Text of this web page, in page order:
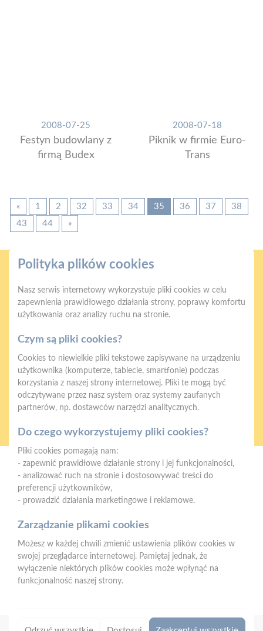
2008-07-25
Festyn budowlany z
firmą Budex
2008-07-18
Piknik w firmie Euro-
Trans
« 1 2 32 33 34 35 36 37
38
43
44 »
naszych produktów
Oferujemy zakupy
Zakupy
PSB Mrówka Elbląg
ul. Grunwaldzka 2, 82-300 Elbląg
E-mail:faktury.elblag@psbmrowka.com.pl
NIP:9372720706
REGON: 382960652
Polityka plików cookies
Nasz serwis internetowy wykorzystuje pliki cookies w celu
zapewnienia prawidłowego działania strony, poprawy komfortu
użytkowania oraz analizy ruchu na stronie.
Czym są pliki cookies?
Cookies to niewielkie pliki tekstowe zapisywane na urządzeniu
użytkownika (komputerze, tablecie, smartfonie) podczas
korzystania z naszej strony internetowej. Pliki te mogą być
odczytywane przez nasz system oraz systemy zaufanych
partnerów, np. dostawców narzędzi analitycznych.
Do czego wykorzystujemy pliki cookies?
Pliki cookies pomagają nam:
- zapewnić prawidłowe działanie strony i jej funkcjonalności,
- analizować ruch na stronie i dostosowywać treści do
preferencji użytkowników,
- prowadzić działania marketingowe i reklamowe.
Zarządzanie plikami cookies
Możesz w każdej chwili zmienić ustawienia plików cookies w
swojej przeglądarce internetowej. Pamiętaj jednak, że
wyłączenie niektórych plików cookies może wpłynąć na
funkcjonalność naszej strony.